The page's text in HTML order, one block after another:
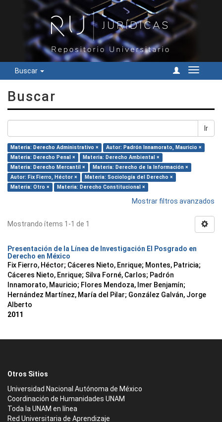
Buscar
Cambiar
Buscar
Ir
Materia: Derecho Administrativo ×
Autor: Padrón Innamorato, Mauricio ×
Materia: Derecho Penal ×
Materia: Derecho Ambiental ×
Materia: Derecho Mercantil ×
Materia: Derecho de la Información ×
Autor: Fix Fierro, Héctor ×
Materia: Sociología del Derecho ×
Materia: Otro ×
Materia: Derecho Constitucional ×
Mostrar filtros avanzados
Mostrando ítems 1-1 de 1
Presentación de la Línea de Investigación El Posgrado en
Derecho en México
Fix Fierro, Héctor; Cáceres Nieto, Enrique; Montes, Patricia;
Cáceres Nieto, Enrique; Silva Forné, Carlos; Padrón
Innamorato, Mauricio; Flores Mendoza, Imer Benjamín;
Hernández Martínez, María del Pilar; González Galván, Jorge
Alberto
2011
Otros Sitios
Universidad Nacional Autónoma de México
Coordinación de Humanidades UNAM
Toda la UNAM en línea
Red Universitaria de Aprendizaje